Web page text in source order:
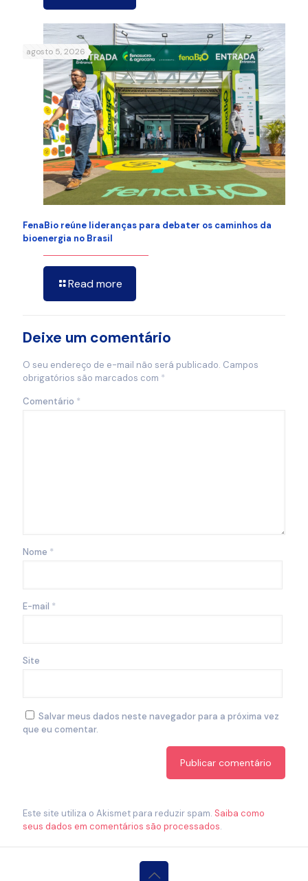
agosto 5, 2026
FenaBio reúne lideranças para debater os caminhos da
bioenergia no Brasil
Read more
Deixe um comentário
O seu endereço de e-mail não será publicado. Campos
obrigatórios são marcados com *
Comentário *
Nome *
E-mail *
Site
Salvar meus dados neste navegador para a próxima vez
que eu comentar.
Este site utiliza o Akismet para reduzir spam. Saiba como
seus dados em comentários são processados.